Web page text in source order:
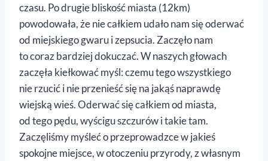
czasu. Po drugie bliskość miasta (12km)
powodowała, że nie całkiem udało nam się oderwać
od miejskiego gwaru i zepsucia. Zaczęło nam
to coraz bardziej dokuczać. W naszych głowach
zaczęła kiełkować myśl: czemu tego wszystkiego
nie rzucić i nie przenieść się na jakąś naprawdę
wiejską wieś. Oderwać się całkiem od miasta,
od tego pędu, wyścigu szczurów i takie tam.
Zaczęliśmy myśleć o przeprowadzce w jakieś
spokojne miejsce, w otoczeniu przyrody, z własnym